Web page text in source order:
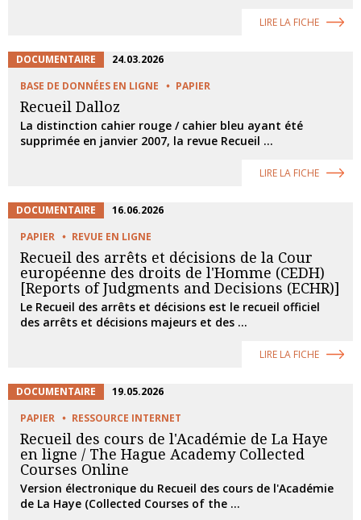
LIRE LA FICHE
DOCUMENTAIRE
24.03.2026
BASE DE DONNÉES EN LIGNE
PAPIER
Recueil Dalloz
La distinction cahier rouge / cahier bleu ayant été
supprimée en janvier 2007, la revue Recueil ...
LIRE LA FICHE
DOCUMENTAIRE
16.06.2026
PAPIER
REVUE EN LIGNE
Recueil des arrêts et décisions de la Cour
européenne des droits de l'Homme (CEDH)
[Reports of Judgments and Decisions (ECHR)]
Le Recueil des arrêts et décisions est le recueil officiel
des arrêts et décisions majeurs et des ...
LIRE LA FICHE
DOCUMENTAIRE
19.05.2026
PAPIER
RESSOURCE INTERNET
Recueil des cours de l'Académie de La Haye
en ligne / The Hague Academy Collected
Courses Online
Version électronique du Recueil des cours de l'Académie
de La Haye (Collected Courses of the ...